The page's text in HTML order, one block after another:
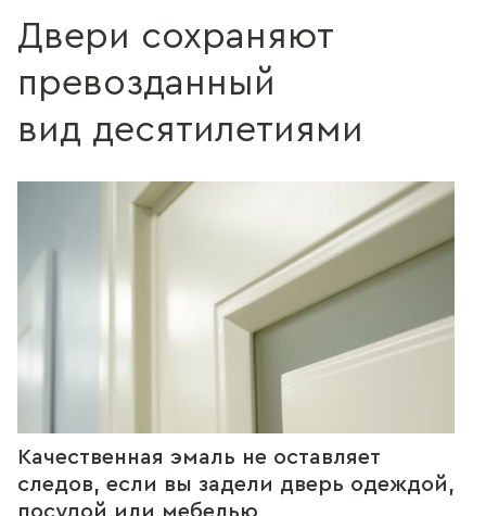
Двери сохраняют
превозданный
вид десятилетиями
Качественная эмаль не оставляет
следов, если вы задели дверь одеждой,
посудой или мебелью